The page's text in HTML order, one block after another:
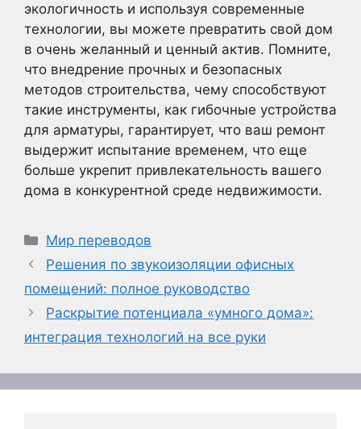
экологичность и используя современные
технологии, вы можете превратить свой дом
в очень желанный и ценный актив. Помните,
что внедрение прочных и безопасных
методов строительства, чему способствуют
такие инструменты, как гибочные устройства
для арматуры, гарантирует, что ваш ремонт
выдержит испытание временем, что еще
больше укрепит привлекательность вашего
дома в конкурентной среде недвижимости.
Рубрики
Мир переводов
Решения по звукоизоляции офисных
помещений: полное руководство
Раскрытие потенциала «умного дома»:
интеграция технологий на все руки